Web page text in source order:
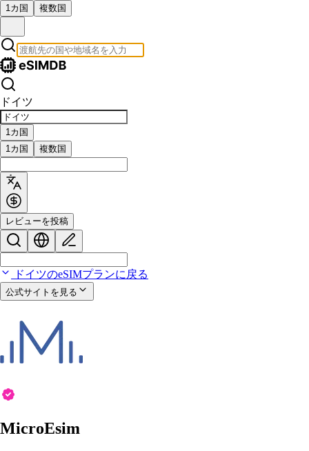
1カ国 複数国
ドイツ
1カ国
1カ国
複数国
レビューを投稿
ドイツのeSIMプランに戻る
公式サイトを見る
MicroEsim